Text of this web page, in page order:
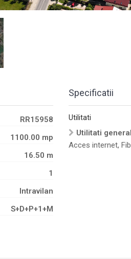
RR15958
1100.00 mp
16.50 m
1
Intravilan
S+D+P+1+M
Specificatii
Utilitati
Utilitati
Acces internet,